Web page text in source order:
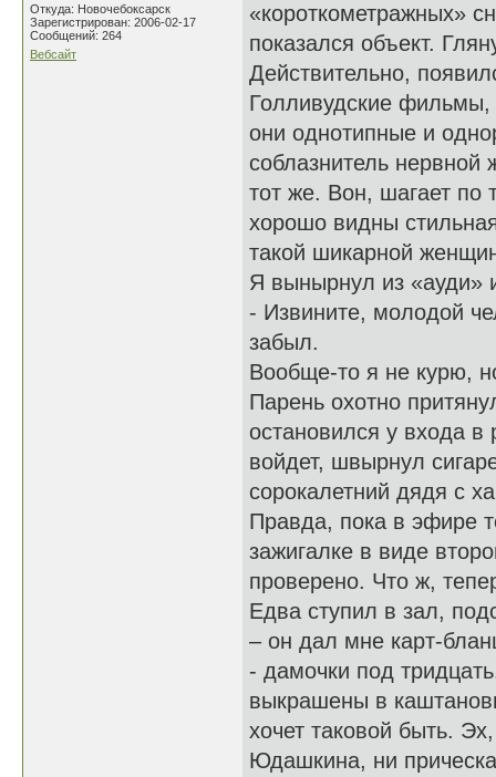
Откуда: Новочебоксарск
Зарегистрирован: 2006-02-17
Сообщений: 264
Вебсайт
«короткометражных»
показался объект.
Действительно,
Голливудские фильмы,
они однотипные и
соблазнитель
тот же. Вон, шагает по
хорошо видны
такой шикарной
Я вынырнул из «ауди»
- Извините, молодой
забыл.
Вообще-то я не курю,
Парень охотно
остановился у входа в
войдет, швырнул
сорокалетний дядя с
Правда, пока в эфире
зажигалке в виде
проверено. Что ж,
Едва ступил в зал,
– он дал мне карт-
- дамочки под
выкрашены в
хочет таковой быть.
Юдашкина, ни